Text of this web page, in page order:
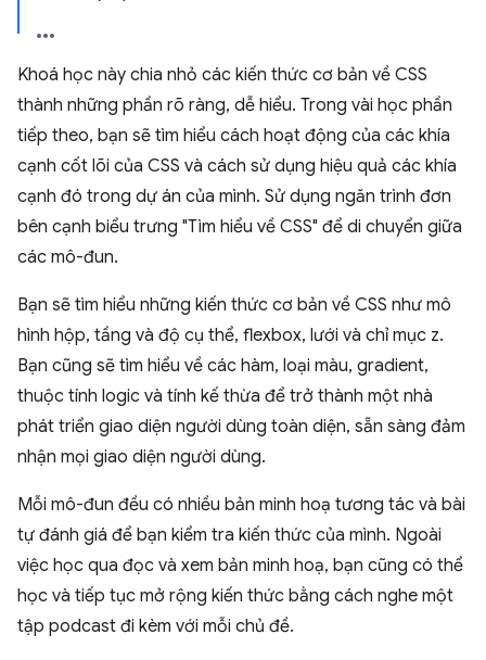
Khoá học này chia nhỏ các kiến thức cơ bản về CSS
thành những phần rõ ràng, dễ hiểu. Trong vài học phần
tiếp theo, bạn sẽ tìm hiểu cách hoạt động của các khía
cạnh cốt lõi của CSS và cách sử dụng hiệu quả các khía
cạnh đó trong dự án của mình. Sử dụng ngăn trình đơn
bên cạnh biểu trưng "Tìm hiểu về CSS" để di chuyển giữa
các mô-đun.
Bạn sẽ tìm hiểu những kiến thức cơ bản về CSS như mô
hình hộp, tầng và độ cụ thể, flexbox, lưới và chỉ mục z.
Bạn cũng sẽ tìm hiểu về các hàm, loại màu, gradient,
thuộc tính logic và tính kế thừa để trở thành một nhà
phát triển giao diện người dùng toàn diện, sẵn sàng đảm
nhận mọi giao diện người dùng.
Mỗi mô-đun đều có nhiều bản minh hoạ tương tác và bài
tự đánh giá để bạn kiểm tra kiến thức của mình. Ngoài
việc học qua đọc và xem bản minh hoạ, bạn cũng có thể
học và tiếp tục mở rộng kiến thức bằng cách nghe một
tập podcast đi kèm với mỗi chủ đề.